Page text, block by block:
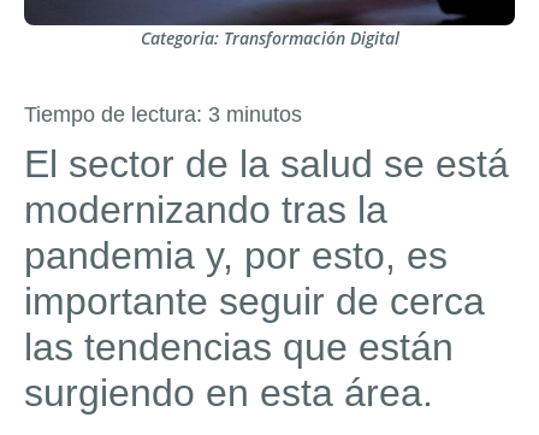
Categoria: Transformación Digital
Tiempo de lectura: 3 minutos
El sector de la salud se está
modernizando tras la
pandemia y, por esto, es
importante seguir de cerca
las tendencias que están
surgiendo en esta área.